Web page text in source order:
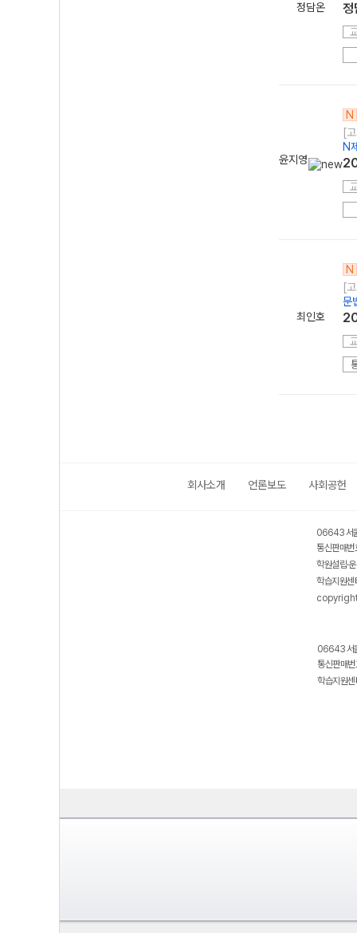
정담온 정
윤지영
N
[
N
최인호
N
[
문
회사소개 언론보도 사회공헌
06643 서
통신판매
학원설립·
학습지원
06643 서
통신판매
학습지원